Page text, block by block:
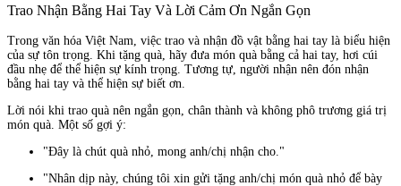
Trao Nhận Bằng Hai Tay Và Lời Cảm Ơn Ngắn Gọn
Trong văn hóa Việt Nam, việc trao và nhận đồ vật bằng hai tay là biểu hiện
của sự tôn trọng. Khi tặng quà, hãy đưa món quà bằng cả hai tay, hơi cúi
đầu nhẹ để thể hiện sự kính trọng. Tương tự, người nhận nên đón nhận
bằng hai tay và thể hiện sự biết ơn.
Lời nói khi trao quà nên ngắn gọn, chân thành và không phô trương giá trị
món quà. Một số gợi ý:
"Đây là chút quà nhỏ, mong anh/chị nhận cho."
"Nhân dịp này, chúng tôi xin gửi tặng anh/chị món quà nhỏ để bày